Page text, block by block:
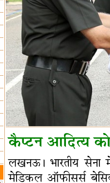
कैप्टन आदित्य
लखनऊ। भारतीय सेना
मेडिकल ऑफीसर्स